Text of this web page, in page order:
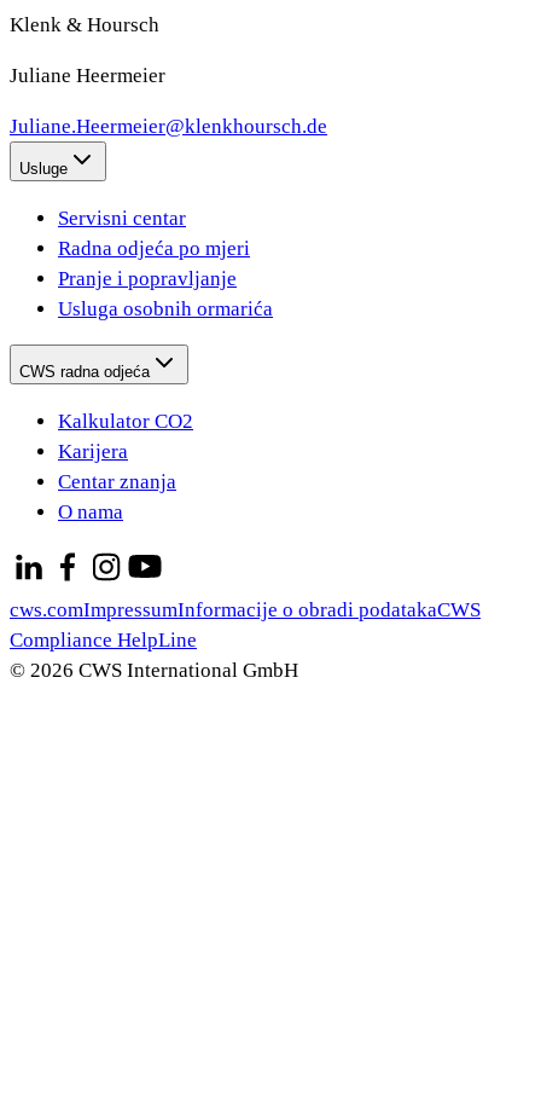
Klenk & Hoursch
Juliane Heermeier
Juliane.Heermeier@klenkhoursch.de
Usluge
Servisni centar
Radna odjeća po mjeri
Pranje i popravljanje
Usluga osobnih ormarića
CWS radna odjeća
Kalkulator CO2
Karijera
Centar znanja
O nama
cws.comImpressumInformacije o obradi podatakaCWS
Compliance HelpLine
© 2026 CWS International GmbH